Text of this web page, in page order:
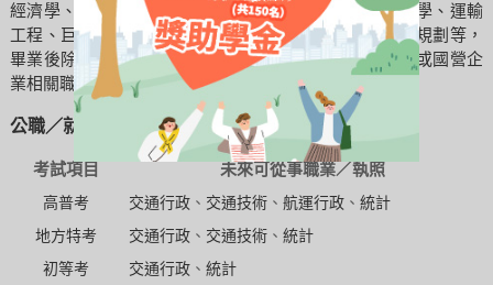
經濟學、運輸學、交通工程、線性代數、統計學、管理學、運輸
工程、巨集程式與資料分析應用、物流運籌管理、運輸規劃等，
畢業後除了進入相關產業任職，也可以考慮報考公部門或國營企
業相關職務。
公職／就業考試推薦：
考試項目 未來可從事職業／執照
高普考 交通行政、 交通技術、 航運行政、 統計
地方特考
交通行政、 交通技術、 統計
初等考
交通行政、 統計